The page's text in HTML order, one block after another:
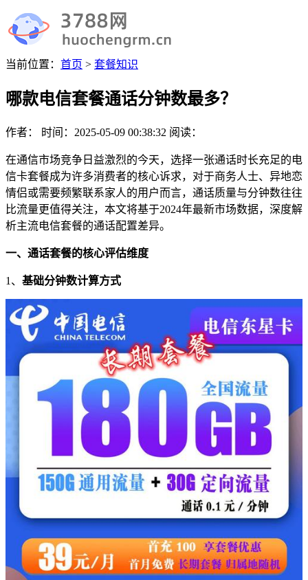
当前位置： 首页 > 套餐知识
哪款电信套餐通话分钟数最多？
作者： 时间： 2025-05-09 00:38:32 阅读：
在通信市场竞争日益激烈的今天，选择一张通话时长充足的电
信卡套餐成为许多消费者的核心诉求，对于商务人士、异地恋
情侣或需要频繁联系家人的用户而言，通话质量与分钟数往往
比流量更值得关注，本文将基于2024年最新市场数据，深度解
析主流电信套餐的通话配置差异。
一、通话套餐的核心评估维度
1、 基础分钟数计算方式